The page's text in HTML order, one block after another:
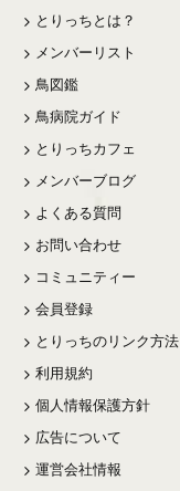
とりっちとは？
メンバーリスト
鳥図鑑
鳥病院ガイド
とりっちカフェ
メンバーブログ
よくある質問
お問い合わせ
コミュニティー
会員登録
とりっちのリンク方法
利用規約
個人情報保護方針
広告について
運営会社情報